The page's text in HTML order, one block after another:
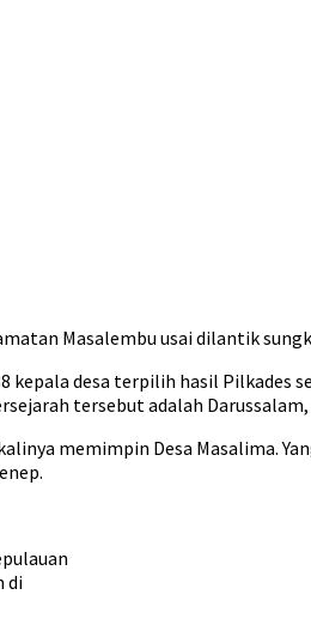
Masalembu usai dilantik
kepala desa terpilih hasil Pilkades
tersebut adalah
memimpin Desa Masalima.
di